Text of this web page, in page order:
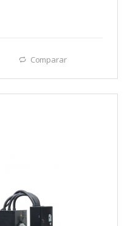
Comparar